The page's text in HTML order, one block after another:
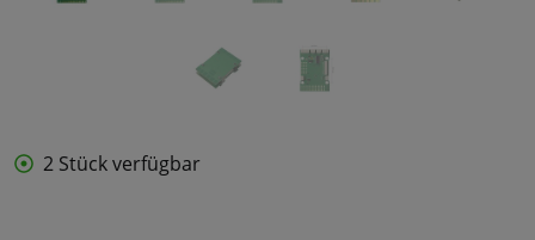
2 Stück verfügbar